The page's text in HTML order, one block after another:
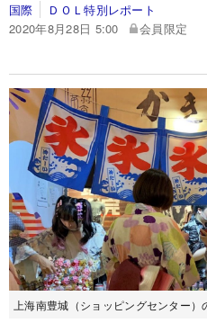
国際
ＤＯＬ特別レポート
2020年8月28日 5:00
会員限定
上海南豊城（ショッピングセンター